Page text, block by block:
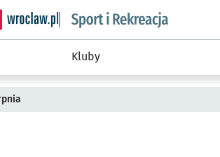
informacyjny wroclaw.pl podserwis:
Kluby